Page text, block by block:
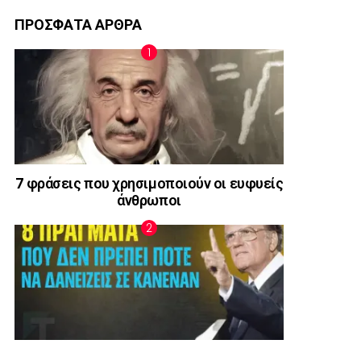
ΠΡΟΣΦΑΤΑ ΑΡΘΡΑ
7 φράσεις που χρησιμοποιούν οι ευφυείς
άνθρωποι